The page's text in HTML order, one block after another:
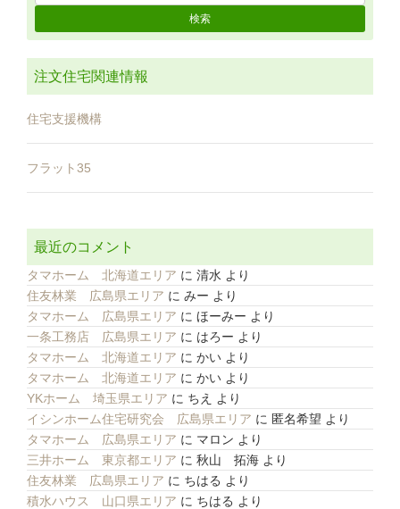
注文住宅関連情報
住宅支援機構
フラット35
最近のコメント
タマホーム 北海道エリア に 清水 より
住友林業 広島県エリア に みー より
タマホーム 広島県エリア に ほーみー より
一条工務店 広島県エリア に はろー より
タマホーム 北海道エリア に かい より
タマホーム 北海道エリア に かい より
YKホーム 埼玉県エリア に ちえ
より
イシンホーム住宅研究会 広島県エリア に 匿名希望 より
タマホーム 広島県エリア に マロン より
三井ホーム 東京都エリア に 秋山 拓海 より
住友林業 広島県エリア に ちはる より
積水ハウス 山口県エリア に ちはる より